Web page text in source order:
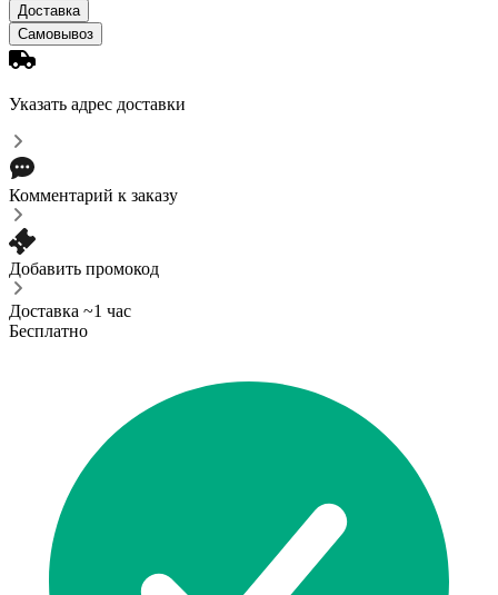
Доставка
Самовывоз
Указать адрес доставки
Комментарий к заказу
Добавить промокод
Доставка ~1 час
Бесплатно